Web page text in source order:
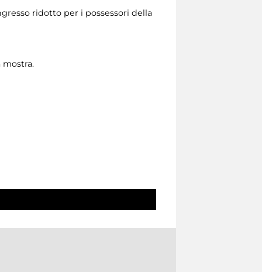
ridotto per i possessori della